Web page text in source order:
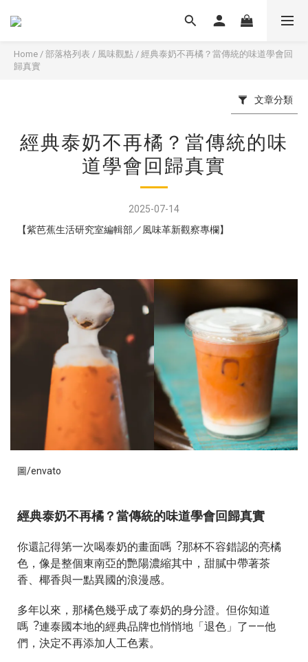
Home / 部落格列表 / 風味觀點 / 經典泰奶不再橘？當傳統的味道學會回
歸真實
文章分類
經典泰奶不再橘？當傳統的味
道學會回歸真實
2025-07-14
【紫芭蕉⽣活研究室編輯部／風味⾰新觀察專欄】
圖/envato
經典泰奶不再橘？當傳統的味道學會回歸真實
你還記得第⼀次喝泰奶的畫⾯嗎︖那杯不容錯認的亮橘
⾊，像是整個東南亞的艷陽濃縮其中，甜膩中帶著茶
⾹、椰⾹與⼀點異國的浪漫感。
多年以來，那橘⾊幾乎成了泰奶的身分證。但你知道
嗎︖連泰國本地的經典品牌也悄悄地「退⾊」了——他
們，決定不再添加⼈⼯⾊素。